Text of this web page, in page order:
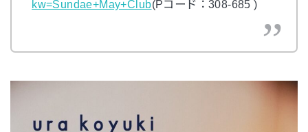
kw=Sundae+May+Club(Pコード：308-685 )